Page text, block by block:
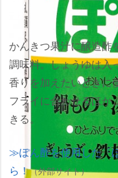
かんきつ果汁に醸造酢
調味料。しょうゆは
香りを加えたいときに
フライに合わせるほか
きる。
ぽん酢を使用した「
ら！（外部サイト）